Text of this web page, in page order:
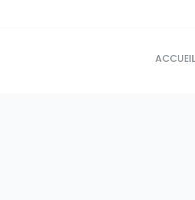
ACCUEIL